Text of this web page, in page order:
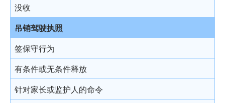
没收
吊销驾驶执照
签保守行为
有条件或无条件释放
针对家长或监护人的命令